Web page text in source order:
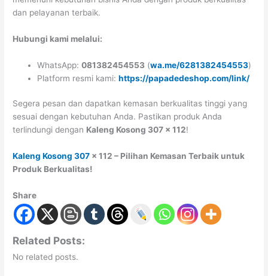
dan pelayanan terbaik.
Hubungi kami melalui:
WhatsApp:081382454553 (wa.me/6281382454553)
Platform resmi kami:https://papadedeshop.com/link/
Segera pesan dan dapatkan kemasan berkualitas tinggi yang
sesuai dengan kebutuhan Anda. Pastikan produk Anda
terlindungi dengan Kaleng Kosong 307 x 112!
Kaleng Kosong 307 x 112 – Pilihan Kemasan Terbaik untuk
Produk Berkualitas!
Share
Related Posts:
No related posts.